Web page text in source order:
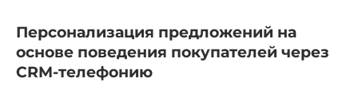
Персонализация предложений на
основе поведения покупателей через
CRM-телефонию